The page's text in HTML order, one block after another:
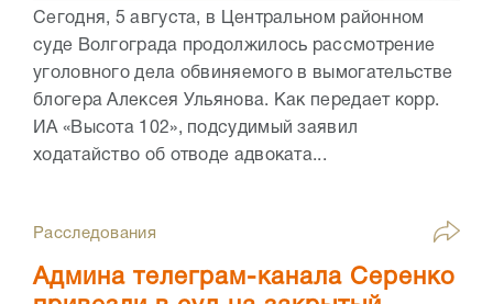
Сегодня, 5 августа, в Центральном районном
суде Волгограда продолжилось рассмотрение
уголовного дела обвиняемого в вымогательстве
блогера Алексея Ульянова. Как передает корр.
ИА «Высота 102», подсудимый заявил
ходатайство об отводе адвоката...
Расследования
Админа телеграм-канала Серенко